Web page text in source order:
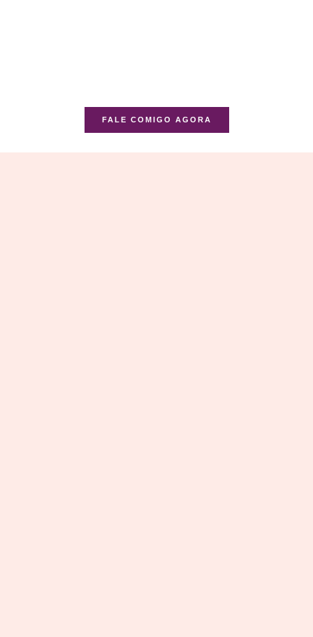
FALE COMIGO AGORA